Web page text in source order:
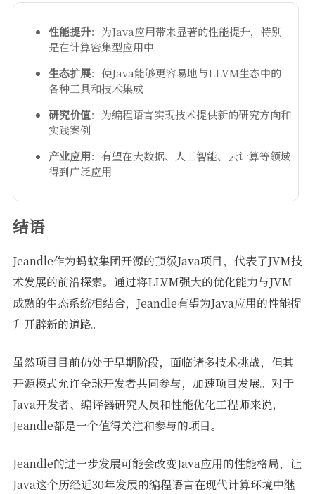
性能提升：为Java应用带来显著的性能提升，特别
是在计算密集型应用中
生态扩展：使Java能够更容易地与LLVM生态中的
各种工具和技术集成
研究价值：为编程语言实现技术提供新的研究方向和
实践案例
产业应用：有望在大数据、人工智能、云计算等领域
得到广泛应用
结语
Jeandle作为蚂蚁集团开源的顶级Java项目，代表了JVM技
术发展的前沿探索。通过将LLVM强大的优化能力与JVM
成熟的生态系统相结合，Jeandle有望为Java应用的性能提
升开辟新的道路。
虽然项目目前仍处于早期阶段，面临诸多技术挑战，但其
开源模式允许全球开发者共同参与，加速项目发展。对于
Java开发者、编译器研究人员和性能优化工程师来说，
Jeandle都是一个值得关注和参与的项目。
Jeandle的进一步发展可能会改变Java应用的性能格局，让
Java这个历经近30年发展的编程语言在现代计算环境中继